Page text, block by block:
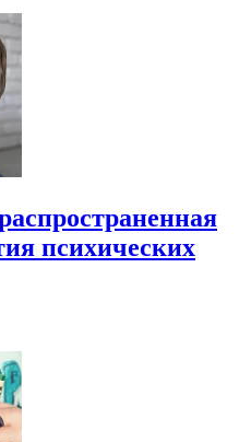
психических